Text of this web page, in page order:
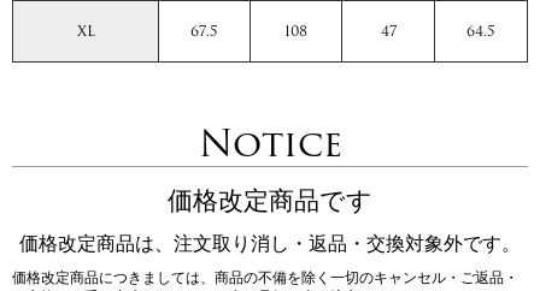
XL 67.5 108 47 64.5
Notice
価格改定商品です
価格改定商品は、注文取り消し・返品・交換対象外です。
価格改定商品につきましては、商品の不備を除く一切のキャンセル・ご返品・